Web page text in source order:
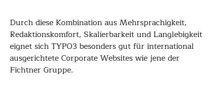
Durch diese Kombination aus Mehrsprachigkeit,
Redaktionskomfort, Skalierbarkeit und Langlebigkeit
eignet sich TYPO3 besonders gut für international
ausgerichtete Corporate Websites wie jene der
Fichtner Gruppe.